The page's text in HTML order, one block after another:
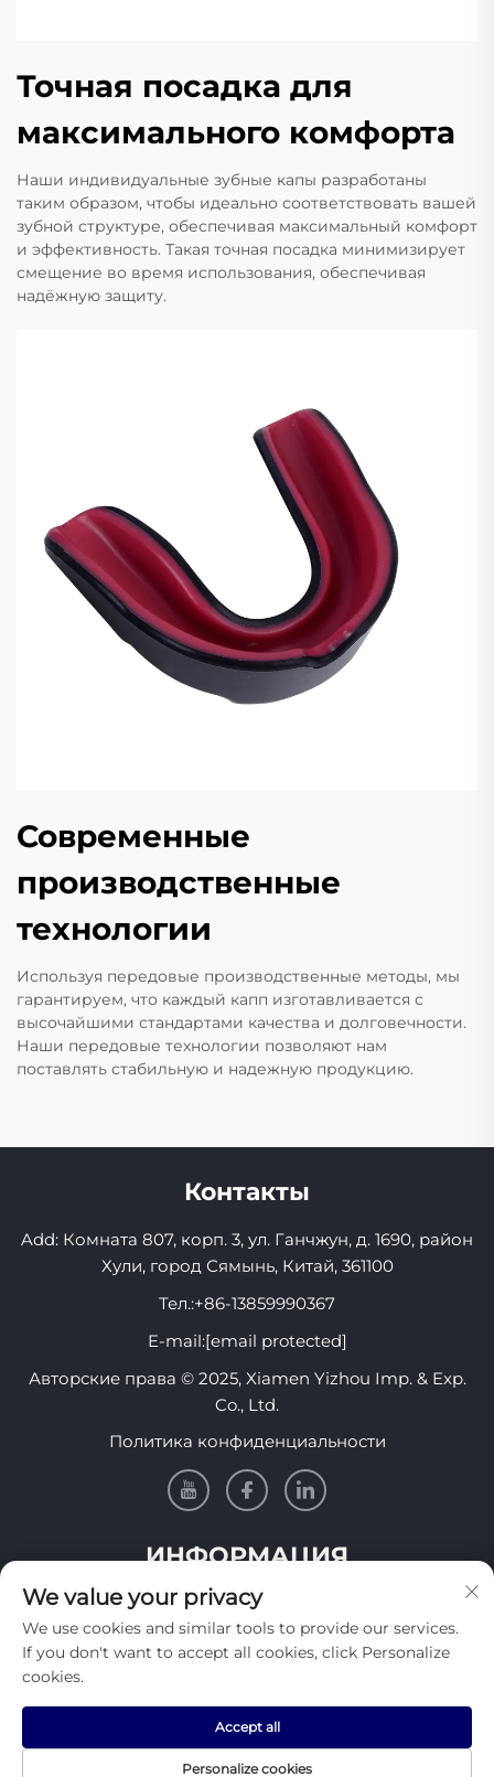
Точная посадка для
максимального комфорта
Наши индивидуальные зубные капы разработаны
таким образом, чтобы идеально соответствовать вашей
зубной структуре, обеспечивая максимальный комфорт
и эффективность. Такая точная посадка минимизирует
смещение во время использования, обеспечивая
надёжную защиту.
Современные
производственные
технологии
Используя передовые производственные методы, мы
гарантируем, что каждый капп изготавливается с
высочайшими стандартами качества и долговечности.
Наши передовые технологии позволяют нам
поставлять стабильную и надежную продукцию.
Контакты
Add: Комната 807, корп. 3, ул. Ганчжун, д. 1690, район
Хули, город Сямынь, Китай, 361100
Тел.:+86-13859990367
E-mail:[email protected]
Авторские права © 2025, Xiamen Yizhou Imp. & Exp.
Co., Ltd.
Политика конфиденциальности
ИНФОРМАЦИЯ
Подпишитесь, чтобы получать нашу еженедельную
рассылку
Отправить
We value your privacy
We use cookies and similar tools to provide our services.
If you don't want to accept all cookies, click Personalize
cookies.
Personalize cookies
Accept all